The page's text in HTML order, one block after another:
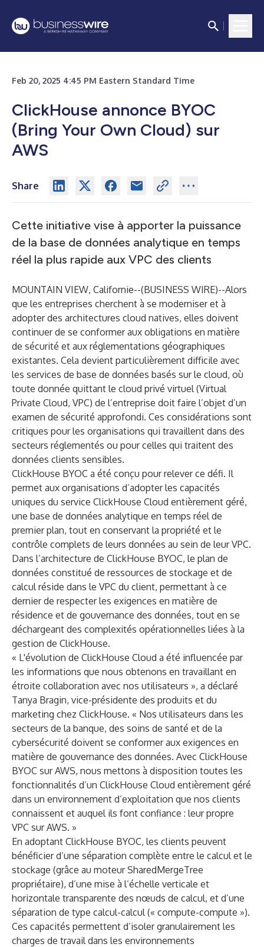
Feb 20, 2025 4:45 PM Eastern Standard Time
ClickHouse annonce BYOC
(Bring Your Own Cloud) sur
AWS
Share
Cette initiative vise à apporter la puissance
de la base de données analytique en temps
réel la plus rapide aux VPC des clients
MOUNTAIN VIEW, Californie--(BUSINESS WIRE)--Alors
que les entreprises cherchent à se moderniser et à
adopter des architectures cloud natives, elles doivent
continuer de se conformer aux obligations en matière
de sécurité et aux réglementations géographiques
existantes. Cela devient particulièrement difficile avec
les services de base de données basés sur le cloud, où
toute donnée quittant le cloud privé virtuel (Virtual
Private Cloud, VPC) de l’entreprise doit faire l’objet d’un
examen de sécurité approfondi. Ces considérations sont
critiques pour les organisations qui travaillent dans des
secteurs réglementés ou pour celles qui traitent des
données clients sensibles.
ClickHouse BYOC a été conçu pour relever ce défi. Il
permet aux organisations d’adopter les capacités
uniques du service ClickHouse Cloud entièrement géré,
une base de données analytique en temps réel de
premier plan, tout en conservant la propriété et le
contrôle complets de leurs données au sein de leur VPC.
Dans l’architecture de ClickHouse BYOC, le plan de
données constitué de ressources de stockage et de
calcul réside dans le VPC du client, permettant à ce
dernier de respecter les exigences en matière de
résidence et de gouvernance des données, tout en se
déchargeant des complexités opérationnelles liées à la
gestion de ClickHouse.
« L'évolution de ClickHouse Cloud a été influencée par
les informations que nous obtenons en travaillant en
étroite collaboration avec nos utilisateurs », a déclaré
Tanya Bragin, vice-présidente des produits et du
marketing chez ClickHouse. « Nos utilisateurs dans les
secteurs de la banque, des soins de santé et de la
cybersécurité doivent se conformer aux exigences en
matière de gouvernance des données. Avec ClickHouse
BYOC sur AWS, nous mettons à disposition toutes les
fonctionnalités d’un ClickHouse Cloud entièrement géré
dans un environnement d’exploitation que nos clients
connaissent et auquel ils font confiance : leur propre
VPC sur AWS. »
En adoptant ClickHouse BYOC, les clients peuvent
bénéficier d’une séparation complète entre le calcul et le
stockage (grâce au moteur SharedMergeTree
propriétaire), d’une mise à l’échelle verticale et
horizontale transparente des nœuds de calcul, et d’une
séparation de type calcul-calcul (« compute-compute »).
Ces capacités permettent d’isoler granulairement les
charges de travail dans les environnements